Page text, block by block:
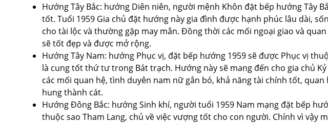
Hướng Tây Bắc: hướng Diên niên, người mệnh Khôn đặt bếp hướng Tây
tốt. Tuổi 1959 Gia chủ đặt hướng này gia đình được hạnh phúc lâu dài,
cho tài lộc và thường gặp may mắn. Đồng thời các mối ngoại giao và
sẽ tốt đẹp và được mở rộng.
Hướng Tây Nam: hướng Phục vị, đặt bếp hướng 1959 sẽ được Phục vị
là cung tốt thứ tư trong Bát trạch. Hướng này sẽ mang đến cho gia chủ
các mối quan hệ, tình duyên nam nữ gắn bó, khả năng tài chính tốt,
hung thành cát.
Hướng Đông Bắc: hướng Sinh khí, người tuổi 1959 Nam mạng đặt bếp
thuộc sao Tham Lang, chủ về việc vượng tốt cho con người. Chính vì vậy